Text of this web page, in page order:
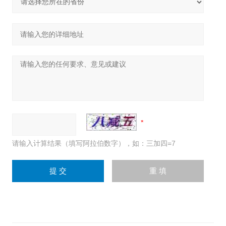
请输入计算结果（填写阿拉伯数字），如：三加四=7